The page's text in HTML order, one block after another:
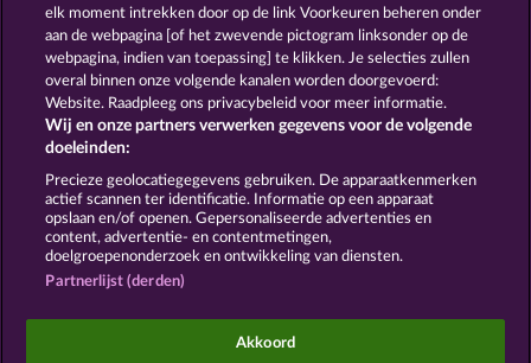
Algemene voorwaarden Privacyverklaring
Colofon Bedrijf FAQ
Terugbetalingsverzoek indienen
Sociale casino games zijn enkel bedoeld voor
entertainment en hebben absoluut geen enkele
elk moment intrekken door op de link Voorkeuren beheren onder
aan de webpagina [of het zwevende pictogram linksonder op de
webpagina, indien van toepassing] te klikken. Je selecties zullen
overal binnen onze volgende kanalen worden doorgevoerd:
Website. Raadpleeg ons privacybeleid voor meer informatie.
Wij en onze partners verwerken gegevens voor de volgende
doeleinden:
Precieze geolocatiegegevens gebruiken. De apparaatkenmerken
actief scannen ter identificatie. Informatie op een apparaat
opslaan en/of openen. Gepersonaliseerde advertenties en
content, advertentie- en contentmetingen,
doelgroepenonderzoek en ontwikkeling van diensten.
Partnerlijst (derden)
Akkoord